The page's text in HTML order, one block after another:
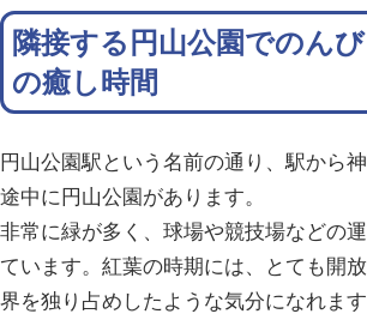
隣接する円山公園でのん
の癒し時間
円山公園駅という名前の通り、駅から
途中に円山公園があります。
非常に緑が多く、球場や競技場などの
ています。紅葉の時期には、とても開
界を独り占めしたような気分になれます